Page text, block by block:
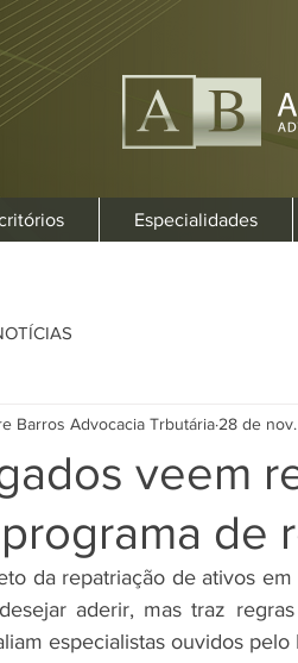
Especialidades
veem
de
Barros Advocacia Trbutária 28 de
da repatriação de ativos
aderir, mas traz
especialistas ouvidos pelo